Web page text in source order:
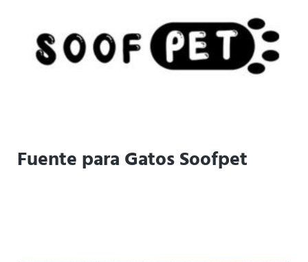
Fuente para Gatos Soofpet